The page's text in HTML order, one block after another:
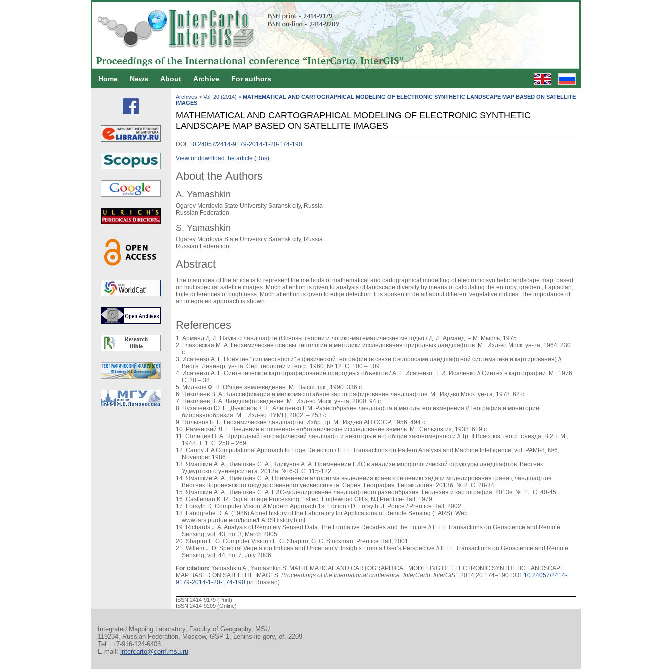
Home News About Archive For authors
Archives > Vol. 20 (2014) > MATHEMATICAL AND CARTOGRAPHICAL MODELING OF ELECTRONIC SYNTHETIC LANDSCAPE MAP BASED ON SATELLITE
IMAGES
MATHEMATICAL AND CARTOGRAPHICAL MODELING OF ELECTRONIC SYNTHETIC
LANDSCAPE MAP BASED ON SATELLITE IMAGES
DOI: 10.24057/2414-9179-2014-1-20-174-190
View or download the article (Rus)
About the Authors
A. Yamashkin
Ogarev Mordovia State University Saransk city, Russia
Russian Federation
S. Yamashkin
Ogarev Mordovia State University Saransk city, Russia
Russian Federation
Abstract
The main idea of the article is to represent the methods of mathematical and cartographical modelling of electronic synthetic landscape map, based
on multispectral satellite images. Much attention is given to analysis of landscape diversity by means of calculating the entropy, gradient, Laplacian,
finite differences of brightness. Much attention is given to edge detection. It is spoken in detail about different vegetative indices. The importance of
an integrated approach is shown.
References
Арманд Д. Л. Наука о ландшафте (Основы теории и логико-математические методы) / Д. Л. Арманд. – М: Мысль, 1975.
Глазовская М. А. Геохимические основы типологии и методики исследования природных ландшафтов. М.: Изд-во Моск. ун-та, 1964. 230
с.
Исаченко А. Г. Понятие "тип местности" в физической географии (в связи с вопросами ландшафтной систематики и картирования) //
Вестн. Ленингр. ун-та. Сер. геологии и геогр. 1960. № 12. С. 100 – 109.
Исаченко А. Г. Синтетическое картографирование природных объектов / А. Г. Исаченко, Т. И. Исаченко // Синтез в картографии. М., 1976.
С. 28 – 38.
Мильков Ф. Н. Общее землеведение. М.: Высш. шк., 1990. 336 с.
Николаев В. А. Классификация и мелкомасштабное картографирование ландшафтов. М.: Изд-во Моск. ун-та, 1978. 62 с.
Николаев В. А. Ландшафтоведение. М.: Изд-во Моск. ун-та, 2000. 94 с.
Пузаченко Ю. Г., Дьяконов К.Н., Алещенко Г.М. Разнообразие ландшафта и методы его измерения // География и мониторинг
биоразнообразия. М. : Изд-во НУМЦ, 2002. – 253 с.
Полынов Б. Б. Геохимические ландшафты: Избр. тр. М.: Изд-во АН СССР, 1956. 494 с.
Раменский Л. Г. Введение в почвенно-геоботаническое исследование земель. М.: Сельхозгиз, 1938. 619 с.
Солнцев Н. А. Природный географический ландшафт и некоторые его общие закономерности // Тр. II Всесоюз. геогр. съезда: В 2 т. М.,
1948. Т. 1. С. 258 – 269.
Canny J. A Computational Approach to Edge Detection / IEEE Transactions on Pattern Analysis and Machine Intelligence, vol. PAMI-8, №6,
November 1986.
Ямашкин А. А., Ямашкин С. А., Кликунов А. А. Применение ГИС в анализе морфологической структуры ландшафтов. Вестник
Удмуртского университета. 2013а. № 6-3. С. 115-122.
Ямашкин А. А., Ямашкин С. А. Применение алгоритма выделения краев к решению задачи моделирования границ ландшафтов.
Вестник Воронежского государственного университета. Серия: География. Геоэкология. 2013б. № 2. С. 28-34.
Ямашкин А. А., Ямашкин С. А. ГИС-моделирование ландшафтного разнообразия. Геодезия и картография. 2013в. № 11. С. 40-45.
Castleman K. R. Digital Image Processing, 1st ed. Englewood Cliffs, NJ:Prentice-Hall, 1979.
Forsyth D. Computer Vision: A Modern Approach 1st Edition / D. Forsyth, J. Ponce / Prentice Hall, 2002.
Landgrebe D. A. (1986) A brief history of the Laboratory for Applications of Remote Sensing (LARS). Web:
www.lars.purdue.edu/home/LARSHistory.html
Richards J. A. Analysis of Remotely Sensed Data: The Formative Decades and the Future // IEEE Transactions on Geoscience and Remote
Sensing, vol. 43, no. 3, March 2005.
Shapiro L. G. Computer Vision / L. G. Shapiro, G. C. Stockman. Prentice Hall, 2001.
Willem J. D. Spectral Vegetation Indices and Uncertainty: Insights From a User’s Perspective // IEEE Transactions on Geoscience and Remote
Sensing, vol. 44, no. 7, July 2006.
For citation: Yamashkin A., Yamashkin S. MATHEMATICAL AND CARTOGRAPHICAL MODELING OF ELECTRONIC SYNTHETIC LANDSCAPE
MAP BASED ON SATELLITE IMAGES. Proceedings of the International conference “InterCarto. InterGIS”. 2014;20:174–190 DOI: 10.24057/2414-
9179-2014-1-20-174-190 (in Russian)
ISSN 2414-9179 (Print)
ISSN 2414-9209 (Online)
Integrated Mapping Laboratory, Faculty of Geography, MSU
119234, Russian Federation, Moscow, GSP-1, Leninskie gory, of. 2209
Tel.: +7-916-124-6403
E-mail: intercarto@conf.msu.ru